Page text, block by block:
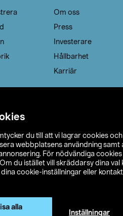
du till att vi lagrar cookies
webbplatsens användning
För nödvändiga
du istället vill skräddarsy dina val
cookie-inställningar eller
alla
Inställningar
Om oss
Press
Investerare
Hållbarhet
Karriär